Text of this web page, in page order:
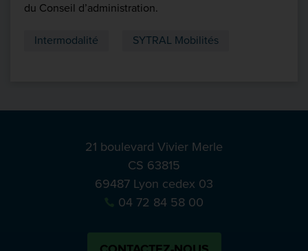
du Conseil d’administration.
Intermodalité SYTRAL Mobilités
21 boulevard Vivier Merle
CS 63815
69487 Lyon cedex 03
04 72 84 58 00